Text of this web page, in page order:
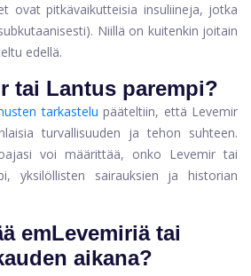
ovat pitkävaikutteisia insuliineja, jotka
Niillä on kuitenkin joitain
edellä.
tai Lantus parempi?
tarkastelu pääteltiin, että Levemir
​​turvallisuuden ja tehon suhteen.
voi määrittää, onko Levemir tai
yksilöllisten sairauksien ja historian
emLevemiriä tai
aikana?